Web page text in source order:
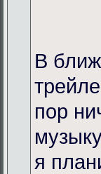
В
пор
я